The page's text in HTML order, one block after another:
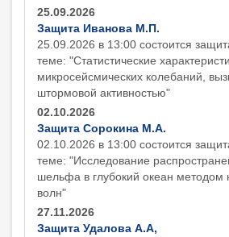
25.09.2026
Защита Иванова М.П.
25.09.2026 в 13:00 состоится
теме: "Статистические
микросейсмических колебаний,
штормовой активностью"
02.10.2026
Защита Сорокина М.А.
02.10.2026 в 13:00 состоится
теме: "Исследование
шельфа в глубокий океан методом
волн"
27.11.2026
Защита Удалова А.А,